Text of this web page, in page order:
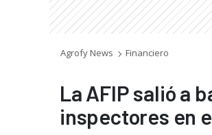
Agrofy News Financiero
La AFIP salió a
inspectores en